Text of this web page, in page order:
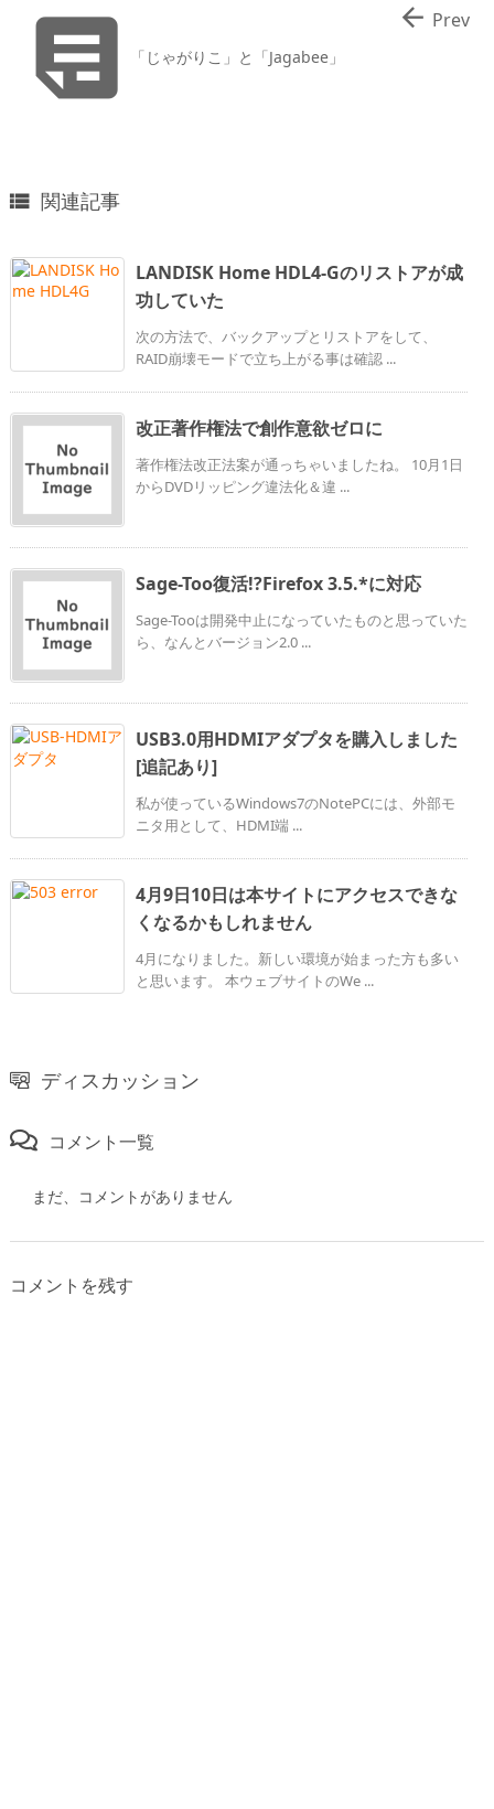
 「じゃがりこ」と「Jagabee」
 Prev
 関連記事
LANDISK Home HDL4-Gのリストアが成
功していた
次の方法で、バックアップとリストアをして、
RAID崩壊モードで立ち上がる事は確認 ...
改正著作権法で創作意欲ゼロに
著作権法改正法案が通っちゃいましたね。 10月1日
からDVDリッピング違法化＆違 ...
Sage-Too復活!?Firefox 3.5.*に対応
Sage-Tooは開発中止になっていたものと思っていた
ら、なんとバージョン2.0 ...
USB3.0用HDMIアダプタを購入しました
[追記あり]
私が使っているWindows7のNotePCには、外部モ
ニタ用として、HDMI端 ...
4月9日10日は本サイトにアクセスできな
くなるかもしれません
4月になりました。新しい環境が始まった方も多い
と思います。 本ウェブサイトのWe ...
ディスカッション
コメント一覧
まだ、コメントがありません
コメントを残す